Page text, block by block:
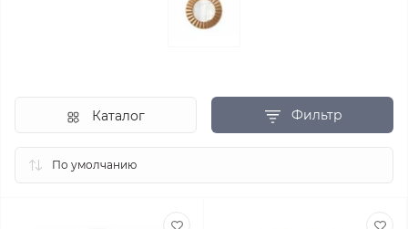
Фильтр
Каталог